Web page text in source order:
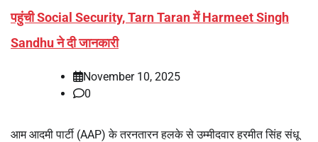
पहुंची Social Security, Tarn Taran में Harmeet Singh
Sandhu ने दी जानकारी
November 10, 2025
0
आम आदमी पार्टी (AAP) के तरनतारन हलके से उम्मीदवार हरमीत सिंह संधू